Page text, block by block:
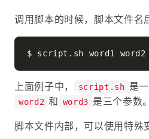
调用脚本的时候，脚本文件名
上面例子中， script.sh 是
word2 和 word3 是三个参数。
脚本文件内部，可以使用特殊